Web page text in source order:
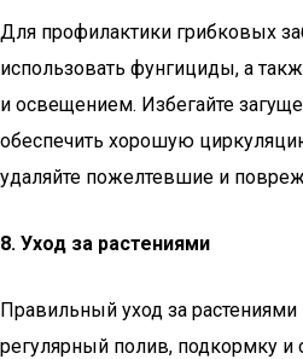
Для профилактики грибковых
использовать фунгициды, а
и освещением. Избегайте
обеспечить хорошую
удаляйте пожелтевшие и
8. Уход за растениями
Правильный уход за
регулярный полив, подкормку и